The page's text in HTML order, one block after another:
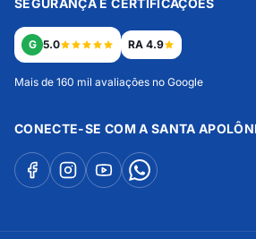
SEGURANÇA E CERTIFICAÇÕES
G 5.0 RA 4.9
Mais de 160 mil avaliações no Google
CONECTE-SE COM A SANTA